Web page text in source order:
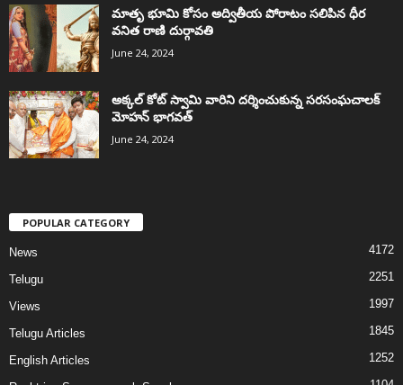
మాతృ భూమి కోసం అద్వితీయ పోరాటం సలిపిన ధీర
వనిత రాణి దుర్గావతి
June 24, 2024
అక్కల్‌ కోట్‌ స్వామి వారిని దర్శించుకున్న సరసంఘచాలక్
మోహన్ భాగవత్
June 24, 2024
POPULAR CATEGORY
News 4172
Telugu 2251
Views 1997
Telugu Articles 1845
English Articles 1252